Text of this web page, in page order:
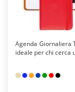
Agenda Giornaliera
ideale per chi cerca